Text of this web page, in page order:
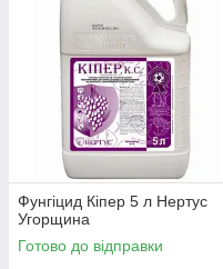
Фунгіцид Кіпер 5 л Нертус
Угорщина
Готово до відправки